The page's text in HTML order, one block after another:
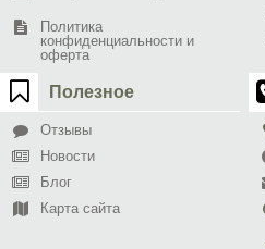
Политика
конфиденциальности и
оферта
Полезное
Отзывы
Новости
Блог
Карта сайта